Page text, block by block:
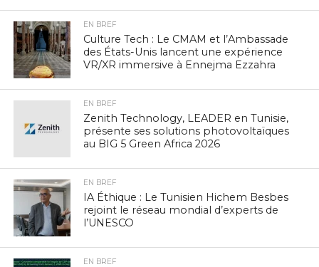
EN BREF
Culture Tech : Le CMAM et l’Ambassade
des États-Unis lancent une expérience
VR/XR immersive à Ennejma Ezzahra
EN BREF
Zenith Technology, LEADER en Tunisie,
présente ses solutions photovoltaïques
au BIG 5 Green Africa 2026
EN BREF
IA Éthique : Le Tunisien Hichem Besbes
rejoint le réseau mondial d’experts de
l’UNESCO
EN BREF